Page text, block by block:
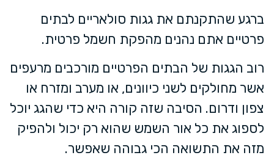
ברגע שהתקנתם את גגות סולאריים לבתים
פרטיים אתם נהנים מהפקת חשמל פרטית.
רוב הגגות של הבתים הפרטיים מורכבים מרעפים
אשר מחולקים לשני כיוונים, או מערב ומזרח או
צפון ודרום. הסיבה שזה קורה היא כדי שהגג יוכל
לספוג את כל אור השמש שהוא רק יכול ולהפיק
מזה את התשואה הכי גבוהה שאפשר.